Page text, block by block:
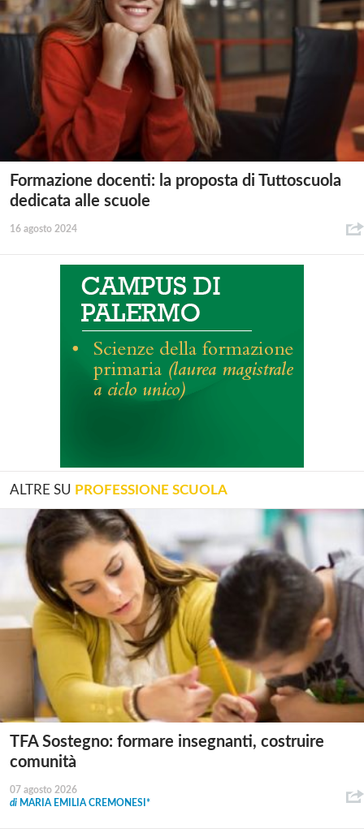
Formazione docenti: la proposta di Tuttoscuola
dedicata alle scuole
16 agosto 2024
ALTRE SU PROFESSIONE SCUOLA
TFA Sostegno: formare insegnanti, costruire
comunità
07 agosto 2026
di MARIA EMILIA CREMONESI*